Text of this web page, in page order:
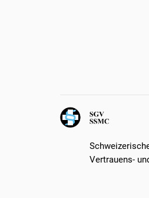
Vertrauens-